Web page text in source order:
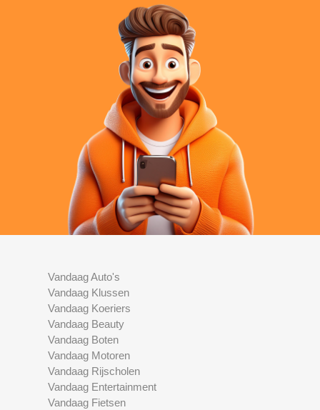
Vandaag Auto's
Vandaag Klussen
Vandaag Koeriers
Vandaag Beauty
Vandaag Boten
Vandaag Motoren
Vandaag Rijscholen
Vandaag Entertainment
Vandaag Fietsen